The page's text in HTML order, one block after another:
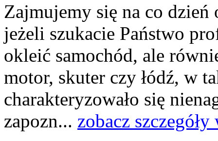
Zajmujemy się na co
jeżeli szukacie Państwo
okleić samochód, ale
motor, skuter czy łódź, w
charakteryzowało się
zapozn... zobacz